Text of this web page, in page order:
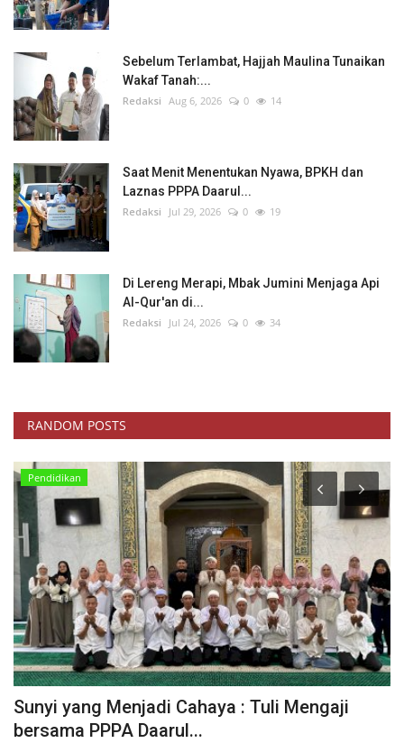
Sebelum Terlambat, Hajjah Maulina Tunaikan
Wakaf Tanah:...
Redaksi Aug 6, 2026 0 14
Saat Menit Menentukan Nyawa, BPKH dan
Laznas PPPA Daarul...
Redaksi Jul 29, 2026 0 19
Di Lereng Merapi, Mbak Jumini Menjaga Api
Al-Qur'an di...
Redaksi Jul 24, 2026 0 34
RANDOM POSTS
Pendidikan
Sunyi yang Menjadi Cahaya : Tuli Mengaji
bersama PPPA Daarul...